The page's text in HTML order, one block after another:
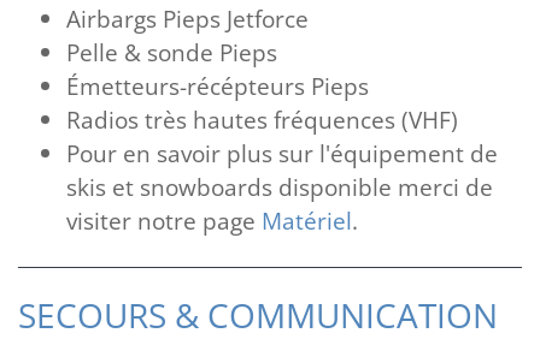
Airbargs Pieps Jetforce
Pelle & sonde Pieps
Émetteurs-récépteurs Pieps
Radios très hautes fréquences (VHF)
Pour en savoir plus sur l'équipement de
skis et snowboards disponible merci de
visiter notre page Matériel.
SECOURS & COMMUNICATION